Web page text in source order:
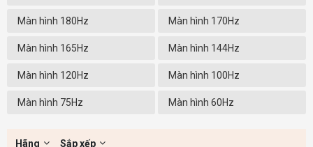
Màn hình 180Hz Màn hình 170Hz
Màn hình 165Hz Màn hình 144Hz
Màn hình 120Hz Màn hình 100Hz
Màn hình 75Hz Màn hình 60Hz
Hãng Sắp xếp